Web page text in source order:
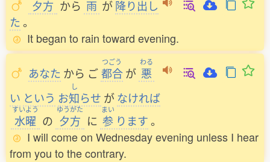
夕方 から 雨 が降り出 し
た。
It began to rain toward evening.
あなた から ご
つごう
都合 が
わる
悪
い という お
し
知らせ がなければ
すいよう
水曜 の
ゆうがた
夕方 に
まい
参 ります。
I will come on Wednesday evening unless I hear
from you to the contrary.